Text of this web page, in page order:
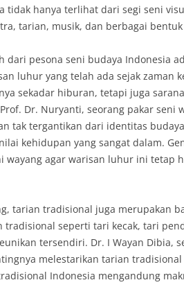
tidak hanya terlihat dari segi seni
tarian, musik, dan berbagai
dari pesona seni budaya Indonesia
luhur yang telah ada sejak zaman
sekadar hiburan, tetapi juga
Dr. Nuryanti, seorang pakar seni
tak tergantikan dari identitas
kehidupan yang sangat dalam.
wayang agar warisan luhur ini tetap
tarian tradisional juga merupakan
tradisional seperti tari kecak, tari
tersendiri. Dr. I Wayan Dibia,
melestarikan tarian
Indonesia mengandung